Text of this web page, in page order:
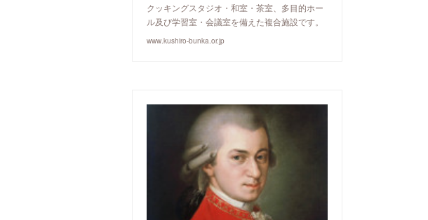
クッキングスタジオ・和室・茶室、多目的ホー
ル及び学習室・会議室を備えた複合施設です。
www.kushiro-bunka.or.jp